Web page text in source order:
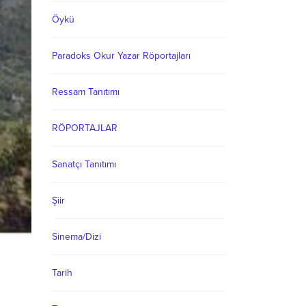
Öykü
Paradoks Okur Yazar Röportajları
Ressam Tanıtımı
RÖPORTAJLAR
Sanatçı Tanıtımı
Şiir
Sinema/Dizi
Tarih